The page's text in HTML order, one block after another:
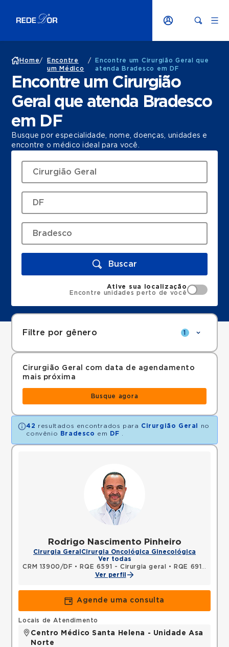
Home/
Encontre
um Médico
/
Encontre um Cirurgião Geral que
atenda Bradesco em DF
Encontre um Cirurgião
Geral que atenda Bradesco
em DF
Busque por especialidade, nome, doenças, unidades e
encontre o médico ideal para você.
Buscar
Ative sua localização
Encontre unidades perto de você
Filtre por gênero 1
Cirurgião Geral com data de agendamento
mais próxima
Busque agora
42 resultados encontrados para Cirurgião Geral
no
convênio
Bradesco em DF
Rodrigo Nascimento Pinheiro
Cirurgia Geral Cirurgia Oncológica Ginecológica
Ver todas
CRM 13900/DF • RQE 6591 - Cirurgia geral •
RQE 6913 - Cancerologia/cancerologia cirúrgica
Ver perfil
Agende uma consulta
Locais de Atendimento
Centro Médico Santa Helena - Unidade Asa
Norte